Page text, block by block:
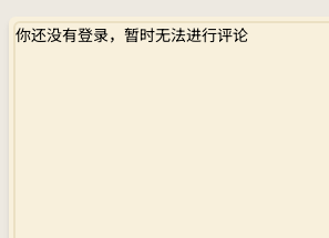
你还没有登录，暂时无法进行评论